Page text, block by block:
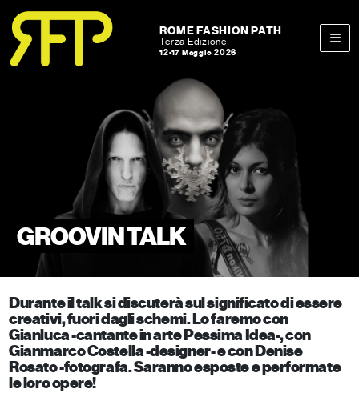
Skip to content
Skip to footer
ROME FASHION PATH
Terza Edizione
12-17 Maggio 2026
GROOVIN TALK
Durante il talk si discuterà sul significato di essere
creativi, fuori dagli schemi. Lo faremo con
Gianluca -cantante in arte Pessima Idea-, con
Gianmarco Costella -designer- e con Denise
Rosato -fotografa. Saranno esposte e performate
le loro opere!